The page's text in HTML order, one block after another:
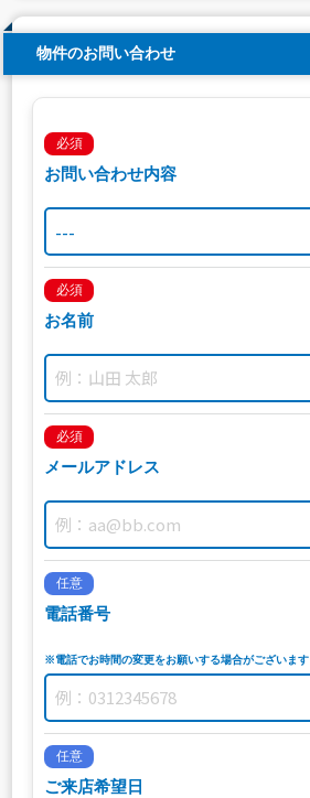
物件のお問い合わせ
必須
お問い合わせ内容
必須
お名前
必須
メールアドレス
任意
電話番号
※電話でお時間の変更をお願いする場合がございます
任意
ご来店希望日